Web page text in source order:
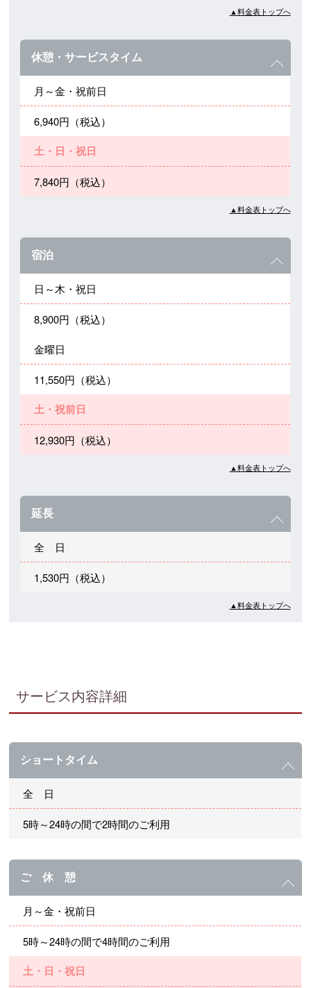
▲料金表トップへ
休憩・サービスタイム
月～金・祝前日
6,940円（税込）
土・日・祝日
7,840円（税込）
▲料金表トップへ
宿泊
日～木・祝日
8,900円（税込）
金曜日
11,550円（税込）
土・祝前日
12,930円（税込）
▲料金表トップへ
延長
全 日
1,530円（税込）
▲料金表トップへ
サービス内容詳細
ショートタイム
全 日
5時～24時の間で2時間のご利用
ご 休 憩
月～金・祝前日
5時～24時の間で4時間のご利用
土・日・祝日